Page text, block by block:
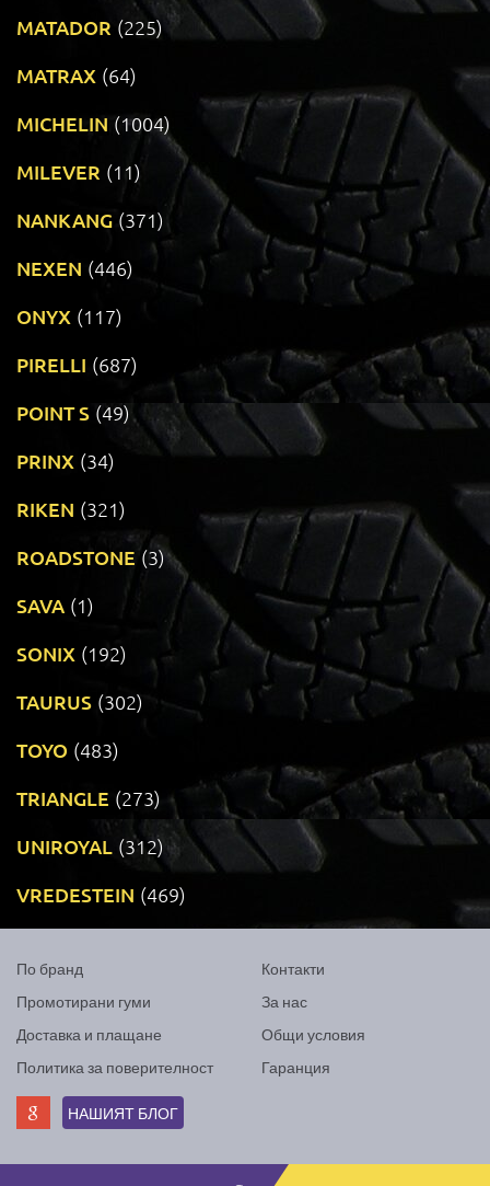
MATADOR (225)
MATRAX (64)
MICHELIN (1004)
MILEVER (11)
NANKANG (371)
NEXEN (446)
ONYX (117)
PIRELLI (687)
POINT S (49)
PRINX (34)
RIKEN (321)
ROADSTONE (3)
SAVA (1)
SONIX (192)
TAURUS (302)
TOYO (483)
TRIANGLE (273)
UNIROYAL (312)
VREDESTEIN (469)
По бранд
Промотирани гуми
Доставка и плащане
Политика за поверителност
Контакти
За нас
Общи условия
Гаранция
НАШИЯТ БЛОГ